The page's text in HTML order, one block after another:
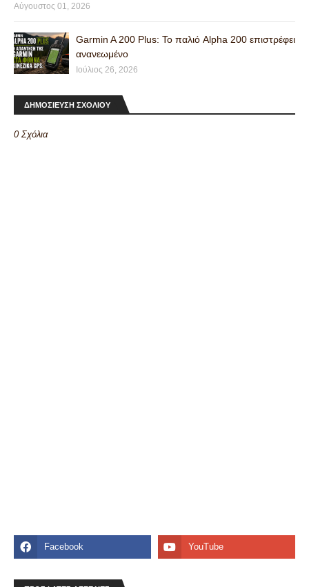
Αύγουστος 01, 2026
Garmin A 200 Plus: Το παλιό Alpha 200 επιστρέφει
ανανεωμένο
Ιούλιος 26, 2026
ΔΗΜΟΣΙΕΥΣΗ ΣΧΟΛΙΟΥ
0 Σχόλια